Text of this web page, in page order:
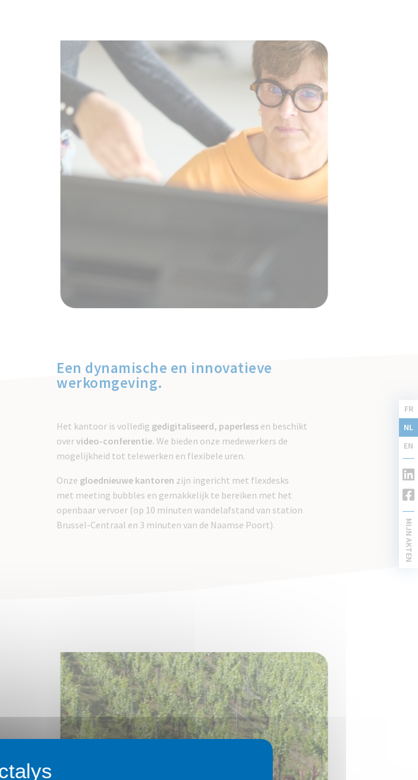
FR
NL
EN
MIJN AKTEN
Een dynamische en innovatieve
werkomgeving.
Het kantoor is volledig gedigitaliseerd, paperless en beschikt
overvideo-conferentie. We bieden onze medewerkers de
mogelijkheid tot telewerken en flexibele uren.
Onze gloednieuwe kantoren zijn ingericht met flexdesks
met meeting bubbles en gemakkelijk te bereiken met het
openbaar vervoer (op 10 minuten wandelafstand van station
Brussel-Centraal en 3 minuten van de Naamse Poort).